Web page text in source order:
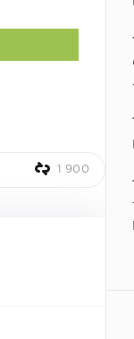
1 900